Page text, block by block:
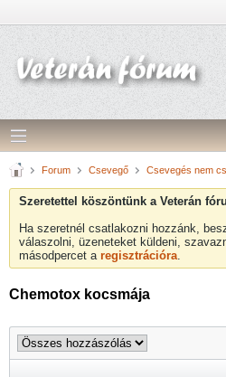
Forum Csevegő Csevegés nem
Szeretettel köszöntünk a Veterán
Ha szeretnél csatlakozni hozzánk,
válaszolni, üzeneteket küldeni,
másodpercet a regisztrációra.
Chemotox kocsmája